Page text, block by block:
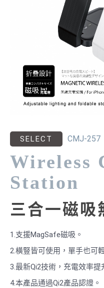
SELECT CMJ-257
Wireless
Station
三合一磁吸
1.支援MagSafe磁吸。
2.橫豎皆可使用，單手也可
3.最新Qi2技術，充電效率提
4.本產品通過Qi2產品認證。